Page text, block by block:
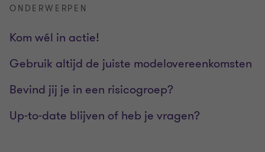
ONDERWERPEN
Kom wél in actie!
Gebruik altijd de juiste modelovereenkomsten
Bevind jij je in een risicogroep?
Up-to-date blijven of heb je vragen?